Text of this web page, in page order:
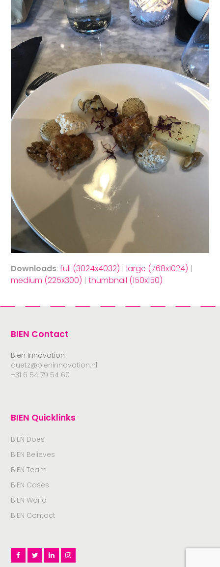
Downloads:full (3024x4032) |large (768x1024) |
medium (225x300) |thumbnail (150x150)
BIEN Contact
Bien Innovation
duetz@bieninnovation.nl
+31 6 54 79 54 60
BIEN Quicklinks
BIEN Does
BIEN Believes
BIEN Team
BIEN Cases
BIEN World
BIEN Contact